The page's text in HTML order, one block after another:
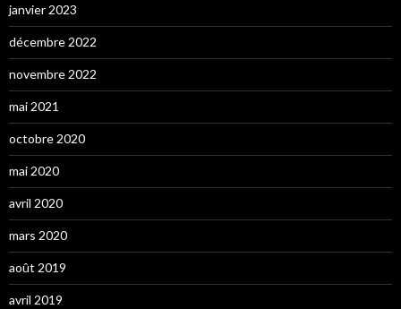
janvier 2023
décembre 2022
novembre 2022
mai 2021
octobre 2020
mai 2020
avril 2020
mars 2020
août 2019
avril 2019